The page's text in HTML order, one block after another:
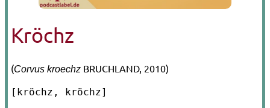
Kröchz
(Corvus kroechz BRUCHLAND, 2010)
[kröchz, kröchz]